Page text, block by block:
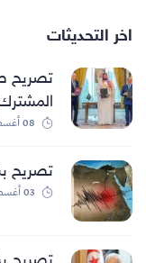
اخر التحديثات
تصريح
08 أغسطس 2026
تصريح
03 أغسطس 2026